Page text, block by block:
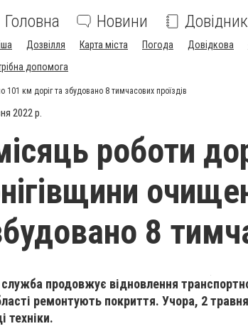
Головна Новини Довідник
Дозвілля Карта міста Погода Довідкова
допомога
км доріг та збудовано 8 тимчасових проїздів
2022 р.
роботи
8
продовжує відновлення
ремонтують покриття. Учора, 2
техніки.